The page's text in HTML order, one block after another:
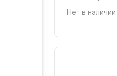
Нет в наличии